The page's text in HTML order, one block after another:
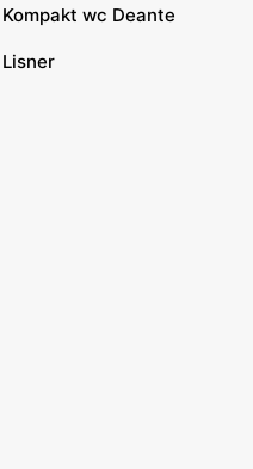
Kompakt wc Deante
Lisner